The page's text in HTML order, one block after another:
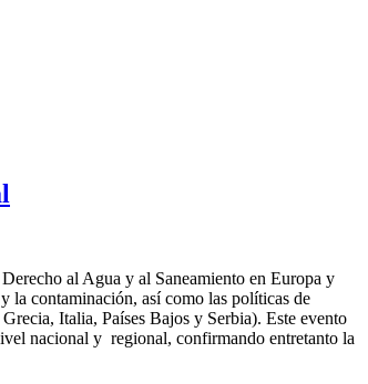
al Agua y al Saneamiento en Europa y
la contaminación, así como las políticas de
Italia, Países Bajos y Serbia). Este evento
nacional y regional, confirmando entretanto la